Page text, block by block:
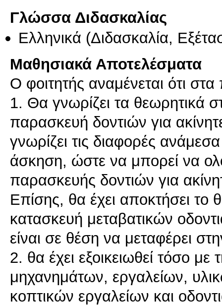
Γλώσσα Διδασκαλίας
Ελληνικά (Διδασκαλία,
Μαθησιακά Αποτελέσματα
Ο φοιτητής αναμένεται ότι
1. Θα γνωρίζει τα θεωρητικά
παρασκευή δοντιών για
γνωρίζει τις διαφορές
άσκηση, ώστε να μπορεί να
παρασκευής δοντιών για
Επίσης, θα έχει αποκτήσει το
κατασκευή μεταβατικών
είναι σε θέση να μεταφέρει
2. θα έχει εξοικειωθεί τόσο
μηχανημάτων, εργαλείων,
κοπτικών εργαλείων και